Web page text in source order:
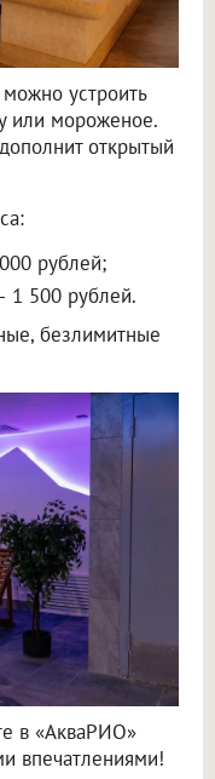
устроить
или мороженое.
открытый
рублей;
1 500 рублей.
безлимитные
в «АкваРИО»
впечатлениями!